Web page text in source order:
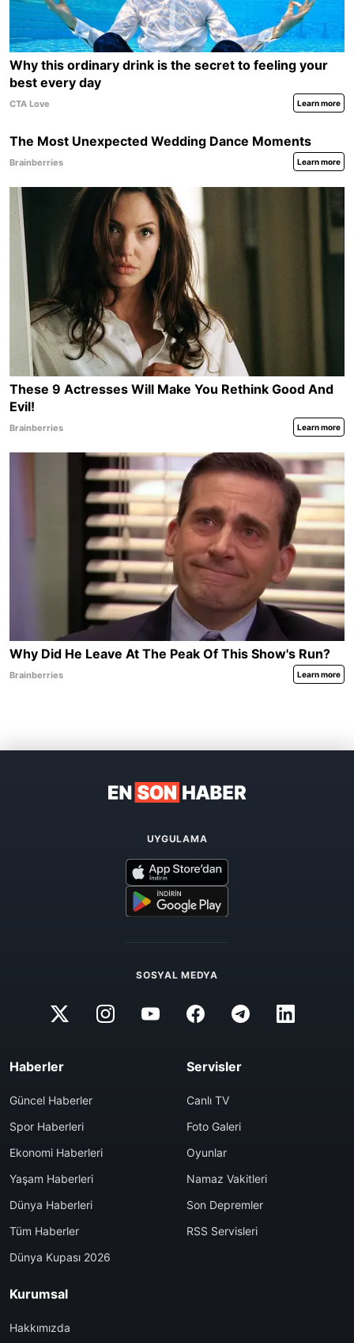
UYGULAMA
SOSYAL MEDYA
Haberler
Güncel Haberler
Spor Haberleri
Ekonomi Haberleri
Yaşam Haberleri
Dünya Haberleri
Tüm Haberler
Dünya Kupası 2026
Servisler
Canlı TV
Foto Galeri
Oyunlar
Namaz Vakitleri
Son Depremler
RSS Servisleri
Kurumsal
Hakkımızda